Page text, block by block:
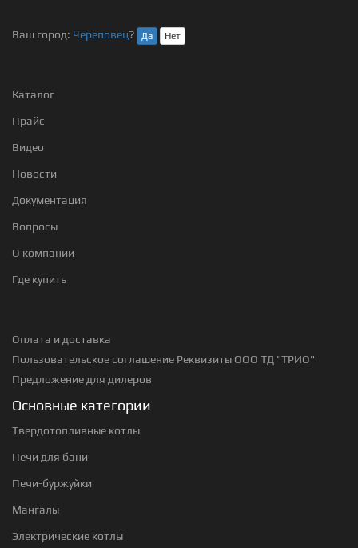
Ваш город: Череповец? Да Нет
Каталог
Прайс
Видео
Новости
Документация
Вопросы
О компании
Где купить
Оплата и доставка
Пользовательское соглашение Реквизиты ООО ТД "ТРИО"
Предложение для дилеров
Основные категории
Твердотопливные котлы
Печи для бани
Печи-буржуйки
Мангалы
Электрические котлы